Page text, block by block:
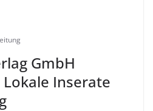
GmbH
Inserate